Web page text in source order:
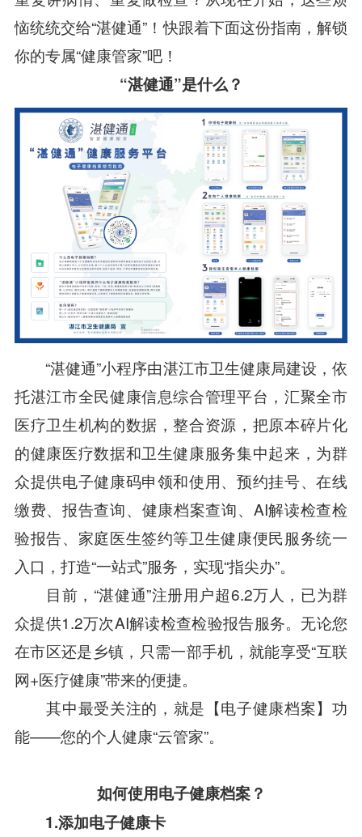
恼统统交给“湛健通”！快跟着下面这份指南，解锁
你的专属“健康管家”吧！
“湛健通”是什么？
“湛健通”小程序由湛江市卫生健康局建设，依
托湛江市全民健康信息综合管理平台，汇聚全市
医疗卫生机构的数据，整合资源，把原本碎片化
的健康医疗数据和卫生健康服务集中起来，为群
众提供电子健康码申领和使用、预约挂号、在线
缴费、报告查询、健康档案查询、AI解读检查检
验报告、家庭医生签约等卫生健康便民服务统一
入口，打造“一站式”服务，实现“指尖办”。
目前，“湛健通”注册用户超6.2万人，已为群
众提供1.2万次AI解读检查检验报告服务。无论您
在市区还是乡镇，只需一部手机，就能享受“互联
网+医疗健康”带来的便捷。
其中最受关注的，就是【电子健康档案】功
能——您的个人健康“云管家”。
如何使用电子健康档案？
1.添加电子健康卡